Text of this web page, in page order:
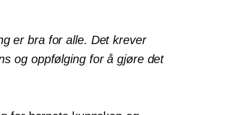
er bra for alle. Det krever
og oppfølgingfor å gjøre det